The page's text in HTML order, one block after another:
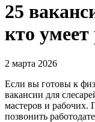
25
кто
2 марта 2026
Если вы готовы к
вакансии для
мастеров и
позвонить